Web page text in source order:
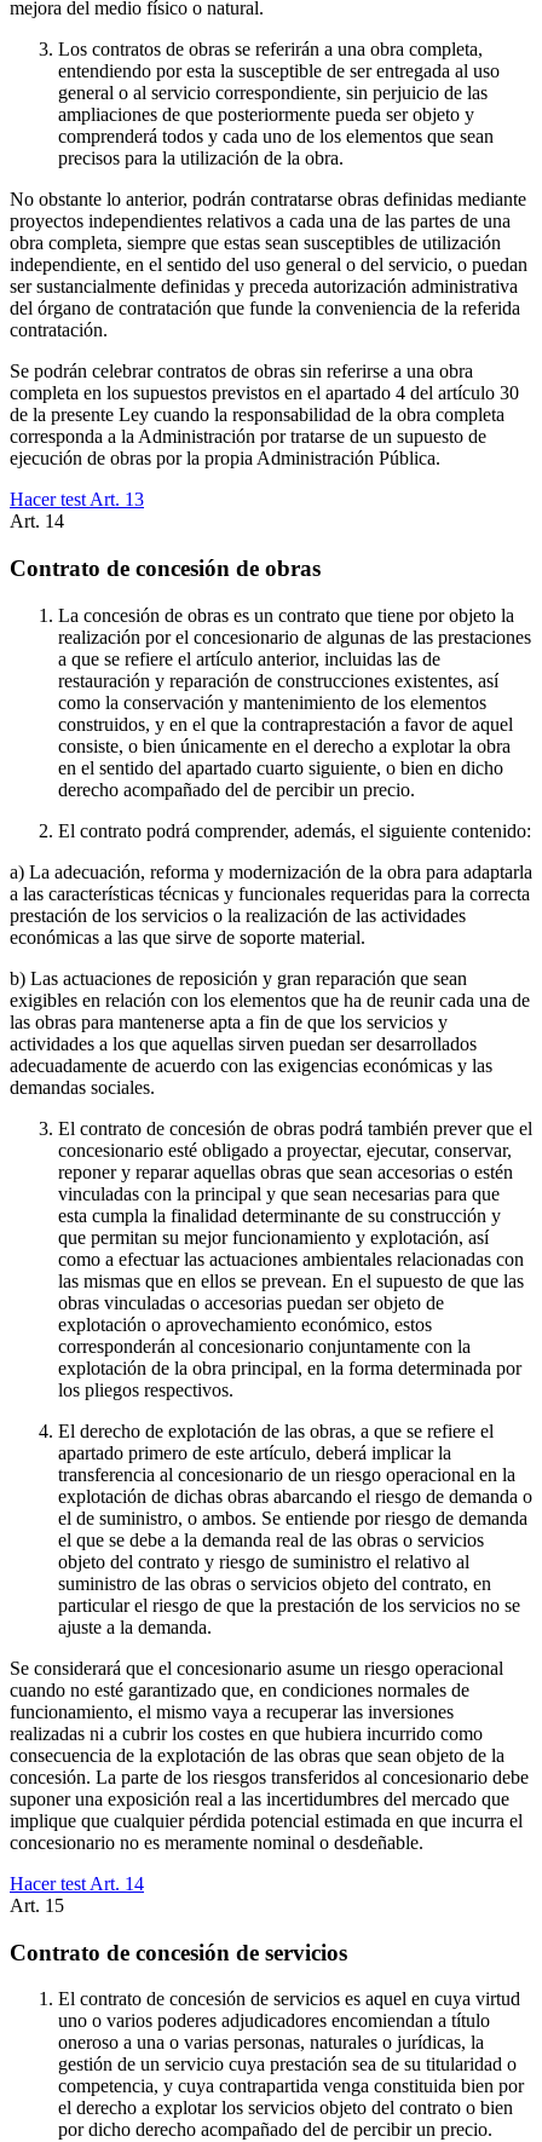
mejora del medio físico o natural.
Los contratos de obras se referirán a una obra completa,
entendiendo por esta la susceptible de ser entregada al uso
general o al servicio correspondiente, sin perjuicio de las
ampliaciones de que posteriormente pueda ser objeto y
comprenderá todos y cada uno de los elementos que sean
precisos para la utilización de la obra.
No obstante lo anterior, podrán contratarse obras definidas mediante
proyectos independientes relativos a cada una de las partes de una
obra completa, siempre que estas sean susceptibles de utilización
independiente, en el sentido del uso general o del servicio, o puedan
ser sustancialmente definidas y preceda autorización administrativa
del órgano de contratación que funde la conveniencia de la referida
contratación.
Se podrán celebrar contratos de obras sin referirse a una obra
completa en los supuestos previstos en el apartado 4 del artículo 30
de la presente Ley cuando la responsabilidad de la obra completa
corresponda a la Administración por tratarse de un supuesto de
ejecución de obras por la propia Administración Pública.
Hacer test Art. 13
Art. 14
Contrato de concesión de obras
La concesión de obras es un contrato que tiene por objeto la
realización por el concesionario de algunas de las prestaciones
a que se refiere el artículo anterior, incluidas las de
restauración y reparación de construcciones existentes, así
como la conservación y mantenimiento de los elementos
construidos, y en el que la contraprestación a favor de aquel
consiste, o bien únicamente en el derecho a explotar la obra
en el sentido del apartado cuarto siguiente, o bien en dicho
derecho acompañado del de percibir un precio.
El contrato podrá comprender, además, el siguiente contenido:
a) La adecuación, reforma y modernización de la obra para adaptarla
a las características técnicas y funcionales requeridas para la correcta
prestación de los servicios o la realización de las actividades
económicas a las que sirve de soporte material.
b) Las actuaciones de reposición y gran reparación que sean
exigibles en relación con los elementos que ha de reunir cada una de
las obras para mantenerse apta a fin de que los servicios y
actividades a los que aquellas sirven puedan ser desarrollados
adecuadamente de acuerdo con las exigencias económicas y las
demandas sociales.
El contrato de concesión de obras podrá también prever que el
concesionario esté obligado a proyectar, ejecutar, conservar,
reponer y reparar aquellas obras que sean accesorias o estén
vinculadas con la principal y que sean necesarias para que
esta cumpla la finalidad determinante de su construcción y
que permitan su mejor funcionamiento y explotación, así
como a efectuar las actuaciones ambientales relacionadas con
las mismas que en ellos se prevean. En el supuesto de que las
obras vinculadas o accesorias puedan ser objeto de
explotación o aprovechamiento económico, estos
corresponderán al concesionario conjuntamente con la
explotación de la obra principal, en la forma determinada por
los pliegos respectivos.
El derecho de explotación de las obras, a que se refiere el
apartado primero de este artículo, deberá implicar la
transferencia al concesionario de un riesgo operacional en la
explotación de dichas obras abarcando el riesgo de demanda o
el de suministro, o ambos. Se entiende por riesgo de demanda
el que se debe a la demanda real de las obras o servicios
objeto del contrato y riesgo de suministro el relativo al
suministro de las obras o servicios objeto del contrato, en
particular el riesgo de que la prestación de los servicios no se
ajuste a la demanda.
Se considerará que el concesionario asume un riesgo operacional
cuando no esté garantizado que, en condiciones normales de
funcionamiento, el mismo vaya a recuperar las inversiones
realizadas ni a cubrir los costes en que hubiera incurrido como
consecuencia de la explotación de las obras que sean objeto de la
concesión. La parte de los riesgos transferidos al concesionario debe
suponer una exposición real a las incertidumbres del mercado que
implique que cualquier pérdida potencial estimada en que incurra el
concesionario no es meramente nominal o desdeñable.
Hacer test Art. 14
Art. 15
Contrato de concesión de servicios
El contrato de concesión de servicios es aquel en cuya virtud
uno o varios poderes adjudicadores encomiendan a título
oneroso a una o varias personas, naturales o jurídicas, la
gestión de un servicio cuya prestación sea de su titularidad o
competencia, y cuya contrapartida venga constituida bien por
el derecho a explotar los servicios objeto del contrato o bien
por dicho derecho acompañado del de percibir un precio.